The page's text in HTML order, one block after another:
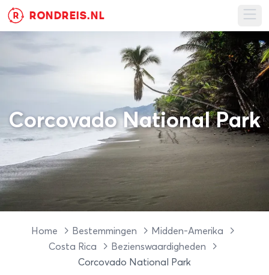
R RONDREIS.NL
Corcovado National Park
Home Bestemmingen
Midden-Amerika
Costa Rica
Bezienswaardigheden
Corcovado National Park